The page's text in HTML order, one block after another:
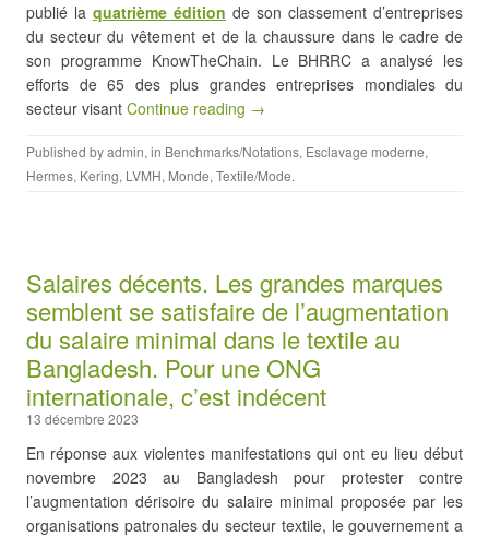
publié la quatrième édition de son classement d’entreprises
du secteur du vêtement et de la chaussure dans le cadre de
son programme KnowTheChain. Le BHRRC a analysé les
efforts de 65 des plus grandes entreprises mondiales du
secteur visant Continue reading →
Published byadmin, in Benchmarks/Notations, Esclavage moderne,
Hermes, Kering, LVMH, Monde, Textile/Mode.
Salaires décents. Les grandes marques
semblent se satisfaire de l’augmentation
du salaire minimal dans le textile au
Bangladesh. Pour une ONG
internationale, c’est indécent
13 décembre 2023
En réponse aux violentes manifestations qui ont eu lieu début
novembre 2023 au Bangladesh pour protester contre
l’augmentation dérisoire du salaire minimal proposée par les
organisations patronales du secteur textile, le gouvernement a